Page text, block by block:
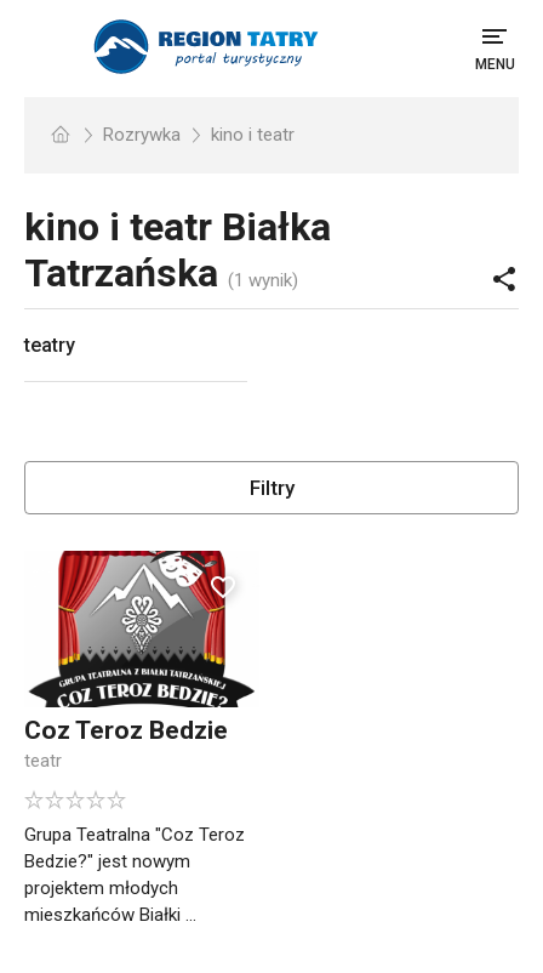
MENU
Rozrywka kino i teatr
kino i teatr Białka
Tatrzańska (1 wynik)
teatry
Filtry
Coz Teroz Bedzie
teatr
Grupa Teatralna "Coz Teroz
Bedzie?" jest nowym
projektem młodych
mieszkańców Białki ...